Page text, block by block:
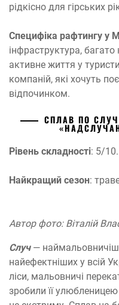
рідкісно для гірських
Специфіка рафтингу у
інфраструктура, багато
активне життя у
компаній, які хочуть
відпочинком.
СПЛАВ ПО
Рівень складності: 5/10.
Найкращий сезон:
Автор фото: Віталій
Случ—
найефектніших у всій
ліси, мальовничі
зробили її